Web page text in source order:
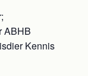
ABHB
Kennis